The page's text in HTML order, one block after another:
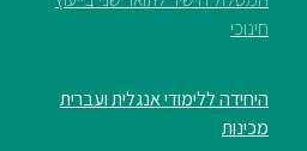
חינוכי
היחידה ללימודי אנגלית ועברית
מכינות